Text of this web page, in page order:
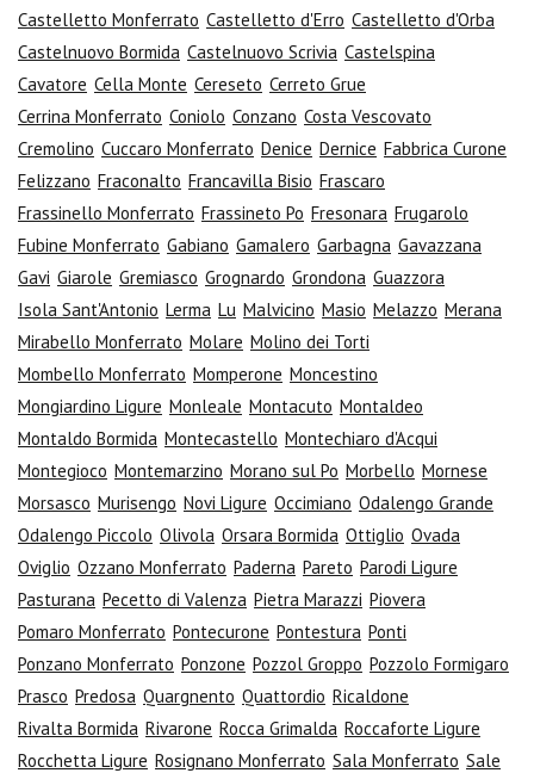
Castelletto Monferrato Castelletto d'Erro Castelletto d'Orba
Castelnuovo Bormida Castelnuovo Scrivia Castelspina
Cavatore Cella Monte Cereseto Cerreto Grue
Cerrina Monferrato Coniolo Conzano Costa Vescovato
Cremolino Cuccaro Monferrato Denice Dernice Fabbrica Curone
Felizzano Fraconalto Francavilla Bisio Frascaro
Frassinello Monferrato Frassineto Po Fresonara Frugarolo
Fubine Monferrato Gabiano Gamalero Garbagna Gavazzana
Gavi Giarole Gremiasco Grognardo Grondona Guazzora
Isola Sant'Antonio Lerma Lu Malvicino Masio Melazzo Merana
Mirabello Monferrato Molare Molino dei Torti
Mombello Monferrato Momperone Moncestino
Mongiardino Ligure Monleale Montacuto Montaldeo
Montaldo Bormida Montecastello Montechiaro d'Acqui
Montegioco Montemarzino Morano sul Po Morbello Mornese
Morsasco Murisengo Novi Ligure Occimiano Odalengo Grande
Odalengo Piccolo Olivola Orsara Bormida Ottiglio Ovada
Oviglio Ozzano Monferrato Paderna Pareto Parodi Ligure
Pasturana Pecetto di Valenza Pietra Marazzi Piovera
Pomaro Monferrato Pontecurone Pontestura Ponti
Ponzano Monferrato Ponzone Pozzol Groppo Pozzolo Formigaro
Prasco Predosa Quargnento Quattordio Ricaldone
Rivalta Bormida Rivarone Rocca Grimalda Roccaforte Ligure
Rocchetta Ligure Rosignano Monferrato Sala Monferrato Sale